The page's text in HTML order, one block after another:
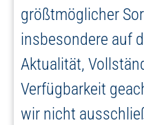
größtmöglicher
insbesondere auf
Aktualität,
Verfügbarkeit
wir nicht